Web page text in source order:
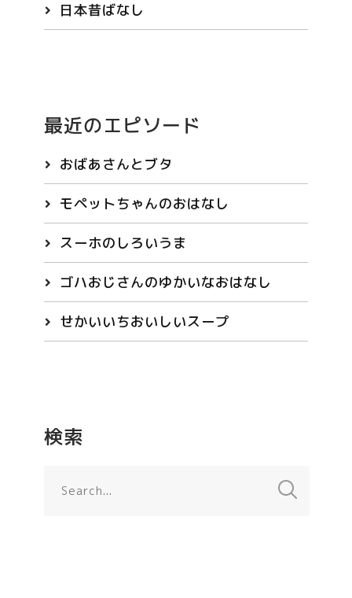
日本昔ばなし
最近のエピソード
おばあさんとブタ
モペットちゃんのおはなし
スーホのしろいうま
ゴハおじさんのゆかいなおはなし
せかいいちおいしいスープ
検索